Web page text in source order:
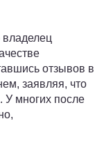
владелец
отзывов в
заявляя, что
У многих после